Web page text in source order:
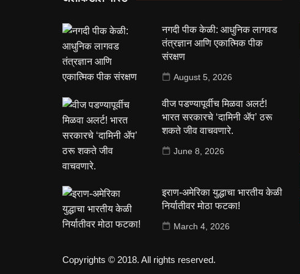
नगदी पीक केळी: आधुनिक लागवड
तंत्रज्ञान आणि एकात्मिक पीक
संरक्षण
August 5, 2026
वीज पडण्यापूर्वीच मिळवा अलर्ट!
भारत सरकारचे ‘दामिनी ॲप’ ठरू
शकते जीव वाचवणारे.
June 8, 2026
इराण-अमेरिका युद्धाचा भारतीय केळी
निर्यातीवर मोठा फटका!
March 4, 2026
Copyrights © 2018. All rights reserved.